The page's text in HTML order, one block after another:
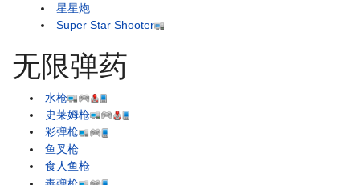
星星炮
Super Star Shooter
无限弹药
水枪
史莱姆枪
彩弹枪
鱼叉枪
食人鱼枪